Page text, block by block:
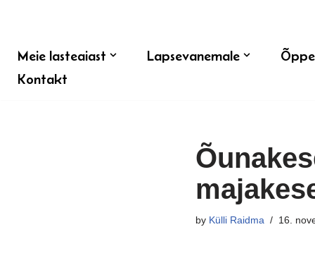
Meie lasteaiast Lapsevanemale
Kontakt
by Külli Raidma 16.